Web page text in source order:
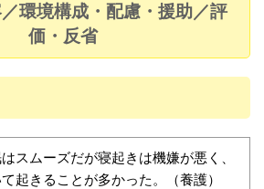
環境構成・配慮・援助／評
価・反省
スムーズだが寝起きは機嫌が悪く、
起きることが多かった。（養護）